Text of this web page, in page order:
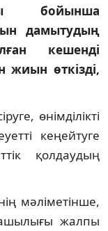
бойынша
дамытудың
кешенді
өткізді,
өнімділікті
кеңейтуге
қолдаудың
мәліметінше,
жалпы